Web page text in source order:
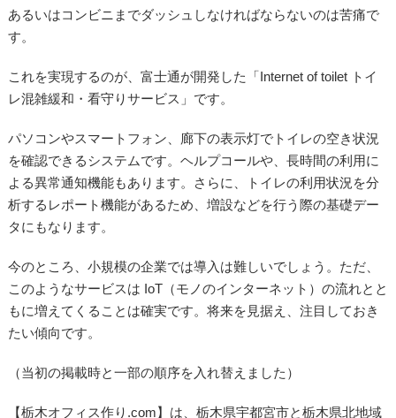
あるいはコンビニまでダッシュしなければならないのは苦痛で
す。
これを実現するのが、富士通が開発した「Internet of toilet トイ
レ混雑緩和・看守りサービス」です。
パソコンやスマートフォン、廊下の表示灯でトイレの空き状況
を確認できるシステムです。ヘルプコールや、長時間の利用に
よる異常通知機能もあります。さらに、トイレの利用状況を分
析するレポート機能があるため、増設などを行う際の基礎デー
タにもなります。
今のところ、小規模の企業では導入は難しいでしょう。ただ、
このようなサービスは IoT（モノのインターネット）の流れとと
もに増えてくることは確実です。将来を見据え、注目しておき
たい傾向です。
（当初の掲載時と一部の順序を入れ替えました）
【栃木オフィス作り.com】は、栃木県宇都宮市と栃木県北地域